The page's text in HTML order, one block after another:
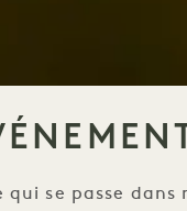
qui se passe dans